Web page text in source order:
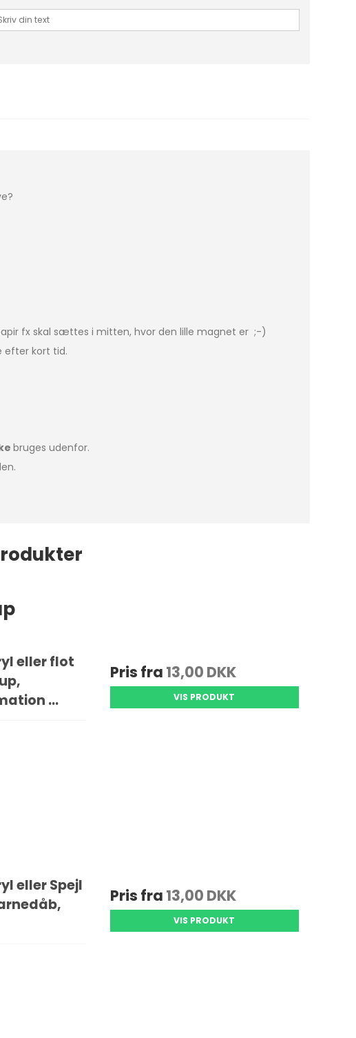
fx skal sættes i mitten, hvor den lille magnet er ;-)
efter kort tid.
bruges udenfor.
eller flot
...
Pris fra 13,00 DKK
VIS PRODUKT
eller Spejl
Pris fra 13,00 DKK
VIS PRODUKT